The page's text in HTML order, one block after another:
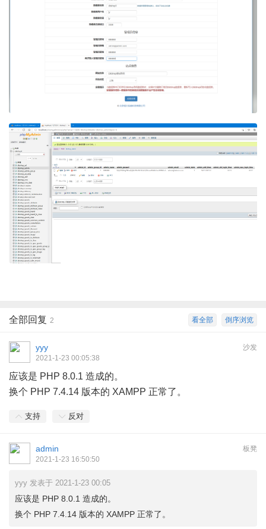
倒序浏览
看全部
全部回复 2
沙发
yyy
2021-1-23 00:05:38
应该是 PHP 8.0.1 造成的。
换个 PHP 7.4.14 版本的 XAMPP 正常了。
支持 反对
板凳
admin
2021-1-23 16:50:50
yyy 发表于 2021-1-23 00:05
应该是 PHP 8.0.1 造成的。
换个 PHP 7.4.14 版本的 XAMPP 正常了。